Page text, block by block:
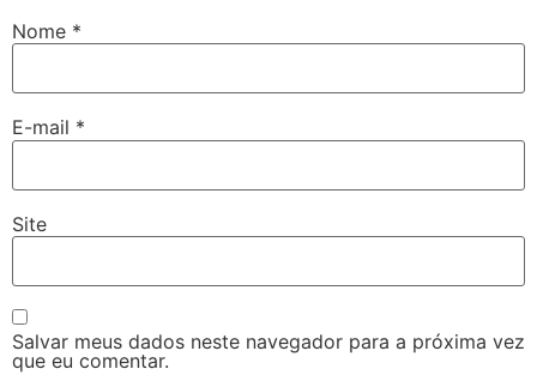
Nome *
E-mail *
Site
Salvar meus dados neste navegador para a próxima vez
que eu comentar.